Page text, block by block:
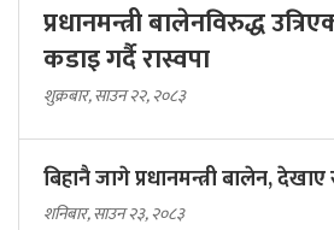
प्रधानमन्त्री बालेनविरुद्ध
कडाइ गर्दै रास्वपा
शुक्रबार, साउन २२, २०८३
बिहानै जागे प्रधानमन्त्री बालेन,
शनिबार, साउन २३, २०८३